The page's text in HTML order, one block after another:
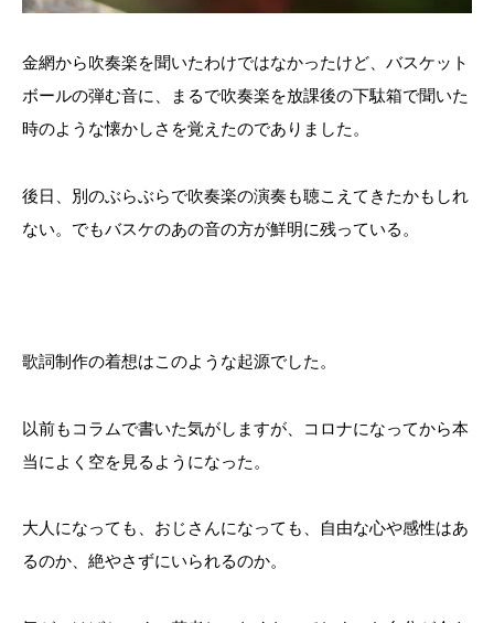
金網から吹奏楽を聞いたわけではなかったけど、バスケット
ボールの弾む音に、まるで吹奏楽を放課後の下駄箱で聞いた
時のような懐かしさを覚えたのでありました。
後日、別のぶらぶらで吹奏楽の演奏も聴こえてきたかもしれ
ない。でもバスケのあの音の方が鮮明に残っている。
歌詞制作の着想はこのような起源でした。
以前もコラムで書いた気がしますが、コロナになってから本
当によく空を見るようになった。
大人になっても、おじさんになっても、自由な心や感性はあ
るのか、絶やさずにいられるのか。